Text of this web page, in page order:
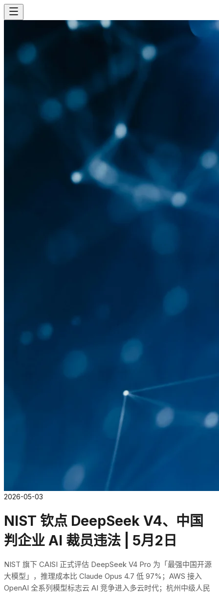
2026-05-03
NIST 钦点 DeepSeek V4、中国
判企业 AI 裁员违法 | 5月2日
NIST 旗下 CAISI 正式评估 DeepSeek V4 Pro 为「最强中国开源
大模型」，推理成本比 Claude Opus 4.7 低 97%；AWS 接入
OpenAI 全系列模型标志云 AI 竞争进入多云时代；杭州中级人民